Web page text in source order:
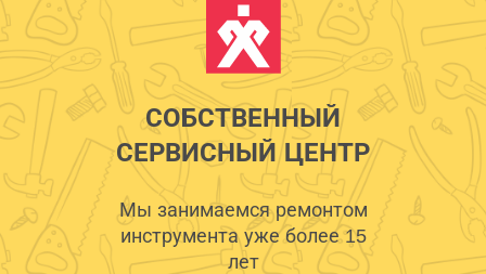
СОБСТВЕННЫЙ
СЕРВИСНЫЙ ЦЕНТР
Мы занимаемся ремонтом
инструмента уже более 15
лет